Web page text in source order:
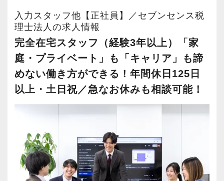
・繁忙期も月30～40h程度
・男性の育休取得率100％
・テレワーク導入済み
・全席デュアルモニタ完備
＜幅広い経験・成長環境＞
・9割が紹介の安定基盤
・個人～大企業まで幅広く経験可能
・税務顧問＋資産税に関与
・相続／事業承継／M&Aにも対応
入力スタッフ他【正社員】／セブンセンス税
理士法人の求人情報
完全在宅スタッフ（経験3年以上）「家
庭・プライベート」も「キャリア」も諦
めない働き方ができる！年間休日125日
以上・土日祝／急なお休みも相談可能！